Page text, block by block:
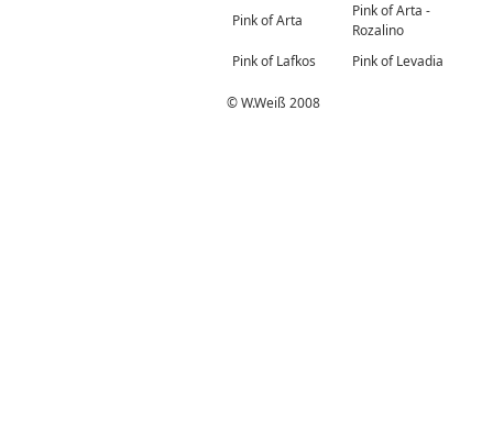
Pink of Arta
Pink of Arta -
Rozalino
Pink of Lafkos
Pink of Levadia
© W.Weiß 2008